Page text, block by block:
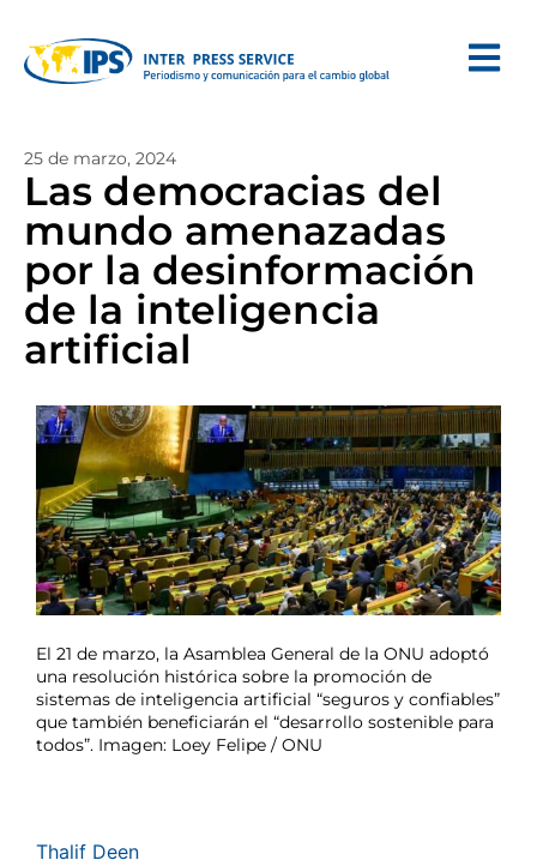
25 de marzo, 2024
Las democracias del
mundo amenazadas
por la desinformación
de la inteligencia
artificial
El 21 de marzo, la Asamblea General de la ONU adoptó
una resolución histórica sobre la promoción de
sistemas de inteligencia artificial “seguros y confiables”
que también beneficiarán el “desarrollo sostenible para
todos”. Imagen: Loey Felipe / ONU
Thalif Deen